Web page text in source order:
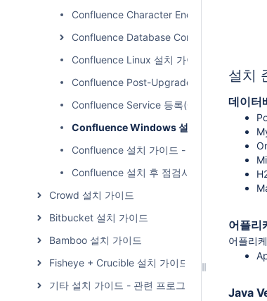
Confluence Character Encoding 설정
Confluence Database Connection 가이드
Confluence Linux 설치 가이드
Confluence Post-Upgrade Checks
Confluence Service 등록(CentOS 7)
Confluence Windows 설치 가이드
Confluence 설치 가이드 - Linux_MySQL
Confluence 설치 후 점검사항
Crowd 설치 가이드
Bitbucket 설치 가이드
Bamboo 설치 가이드
Fisheye + Crucible 설치 가이드
기타 설치 가이드 - 관련 프로그램
설치
데이터
어플리
어플리
Java